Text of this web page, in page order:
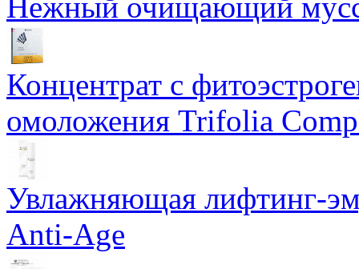
Концентрат с
омоложения Trifolia
Увлажняющая лифтинг-
Anti-Age